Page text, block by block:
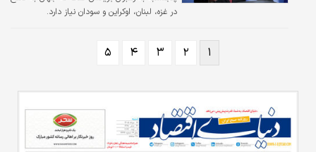
در غزه، لبنان، اوکراین و سودان نیاز دارد.
۱ ۲ ۳ ۴ ۵